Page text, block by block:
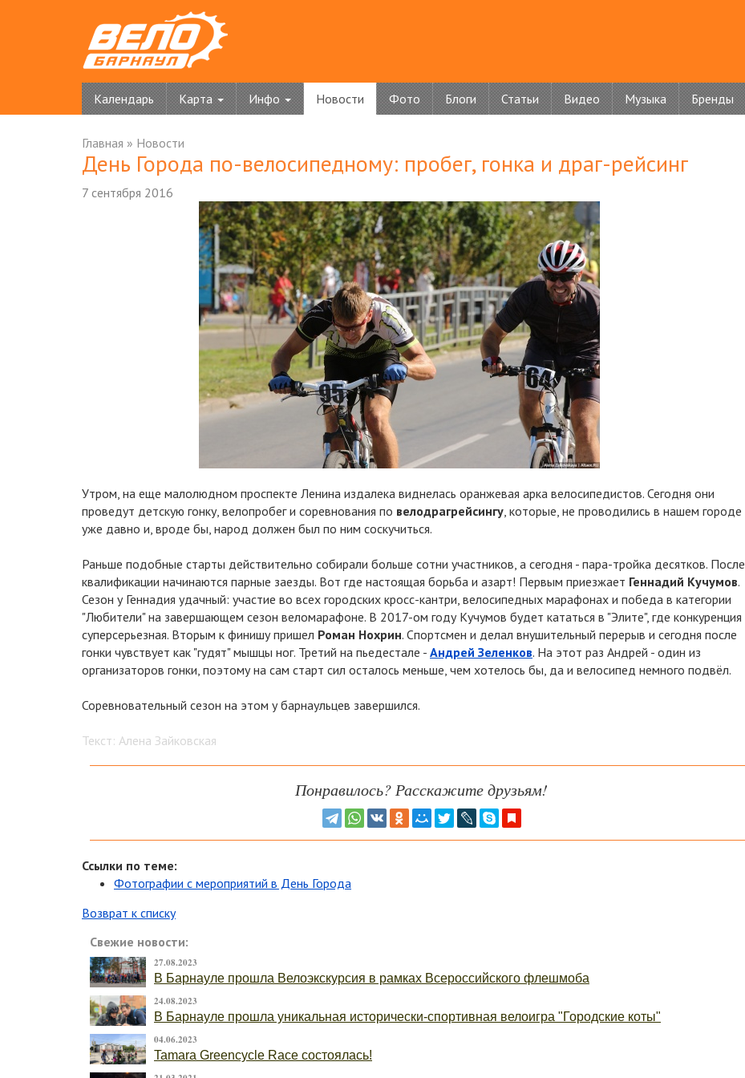
Календарь Карта Инфо Новости Фото Блоги Статьи Видео Музыка Бренды
Главная » Новости
День Города по-велосипедному: пробег, гонка и драг-рейсинг
7 сентября 2016
Утром, на еще малолюдном проспекте Ленина издалека виднелась оранжевая арка велосипедистов. Сегодня они
проведут детскую гонку, велопробег и соревнования по велодрагрейсингу, которые, не проводились в нашем городе
уже давно и, вроде бы, народ должен был по ним соскучиться.
Раньше подобные старты действительно собирали больше сотни участников, а сегодня - пара-тройка десятков. После
квалификации начинаются парные заезды. Вот где настоящая борьба и азарт! Первым приезжает Геннадий Кучумов.
Сезон у Геннадия удачный: участие во всех городских кросс-кантри, велосипедных марафонах и победа в категории
"Любители" на завершающем сезон веломарафоне. В 2017-ом году Кучумов будет кататься в "Элите", где конкуренция
суперсерьезная. Вторым к финишу пришел Роман Нохрин. Спортсмен и делал внушительный перерыв и сегодня после
гонки чувствует как "гудят" мышцы ног. Третий на пьедестале - Андрей Зеленков. На этот раз Андрей - один из
организаторов гонки, поэтому на сам старт сил осталось меньше, чем хотелось бы, да и велосипед немного подвёл.
Соревновательный сезон на этом у барнаульцев завершился.
Текст: Алена Зайковская
Понравилось? Расскажите друзьям!
Ссылки по теме:
Фотографии с мероприятий в День Города
Возврат к списку
Свежие новости:
27.08.2023
В Барнауле прошла Велоэкскурсия в рамках Всероссийского флешмоба
24.08.2023
В Барнауле прошла уникальная исторически-спортивная велоигра "Городские коты"
04.06.2023
Tamara Greencycle Race состоялась!